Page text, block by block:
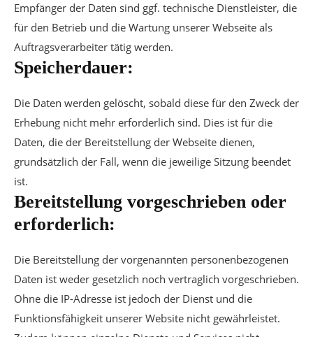
Empfänger der Daten sind ggf. technische Dienstleister, die
für den Betrieb und die Wartung unserer Webseite als
Auftragsverarbeiter tätig werden.
Speicherdauer:
Die Daten werden gelöscht, sobald diese für den Zweck der
Erhebung nicht mehr erforderlich sind. Dies ist für die
Daten, die der Bereitstellung der Webseite dienen,
grundsätzlich der Fall, wenn die jeweilige Sitzung beendet
ist.
Bereitstellung vorgeschrieben oder
erforderlich:
Die Bereitstellung der vorgenannten personenbezogenen
Daten ist weder gesetzlich noch vertraglich vorgeschrieben.
Ohne die IP-Adresse ist jedoch der Dienst und die
Funktionsfähigkeit unserer Website nicht gewährleistet.